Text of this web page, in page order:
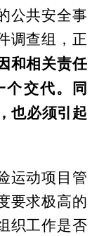
公共安全事
调查组，正
和相关责任
个交代。同
也必须引起
运动项目管
要求极高的
织工作是否